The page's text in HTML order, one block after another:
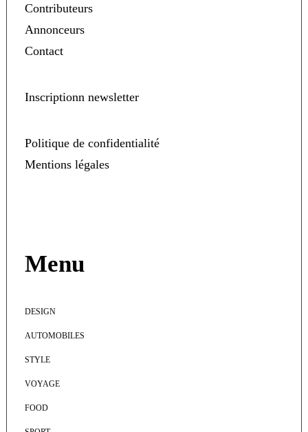
Contributeurs
Annonceurs
Contact
Inscriptionn newsletter
Politique de confidentialité
Mentions légales
Menu
DESIGN
AUTOMOBILES
STYLE
VOYAGE
FOOD